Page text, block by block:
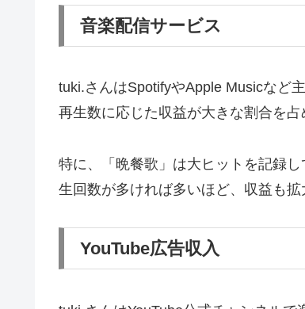
音楽配信サービス
tuki.さんはSpotifyやApple Musicなど
再生数に応じた収益が大きな割合を占
特に、「晩餐歌」は大ヒットを記録
生回数が多ければ多いほど、収益も拡
YouTube広告収入